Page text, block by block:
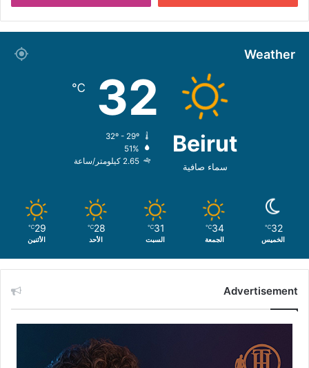
Weather
Beirut
سماء صافية
32
℃
51%
2.65 كيلومتر/ساعة
32
℃
الخميس
34
℃
الجمعة
31
℃
السبت
28
℃
الأحد
29
℃
الأثنين
Advertisement